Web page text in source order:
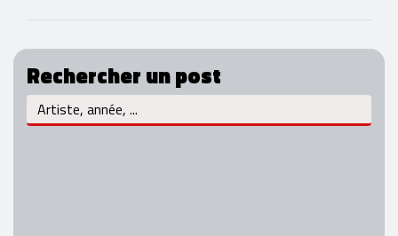
Rechercher un post